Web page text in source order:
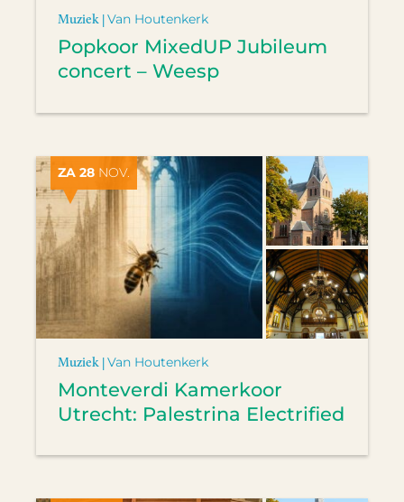
Muziek |Van Houtenkerk
Popkoor MixedUP Jubileum
concert – Weesp
ZA 28 NOV.
Muziek |Van Houtenkerk
Monteverdi Kamerkoor
Utrecht: Palestrina Electrified